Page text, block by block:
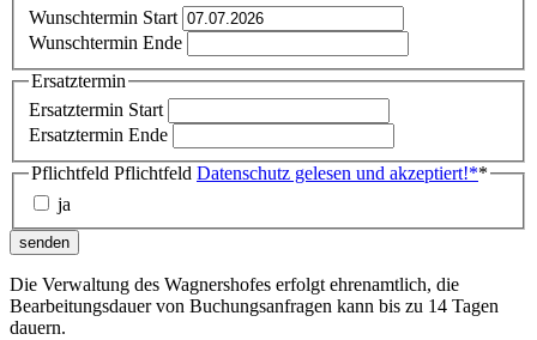
Wunschtermin Start
Wunschtermin Ende
Ersatztermin
Ersatztermin Start
Ersatztermin Ende
Pflichtfeld Pflichtfeld Datenschutz gelesen und akzeptiert!**
ja
senden
Die Verwaltung des Wagnershofes erfolgt ehrenamtlich, die
Bearbeitungsdauer von Buchungsanfragen kann bis zu 14 Tagen
dauern.